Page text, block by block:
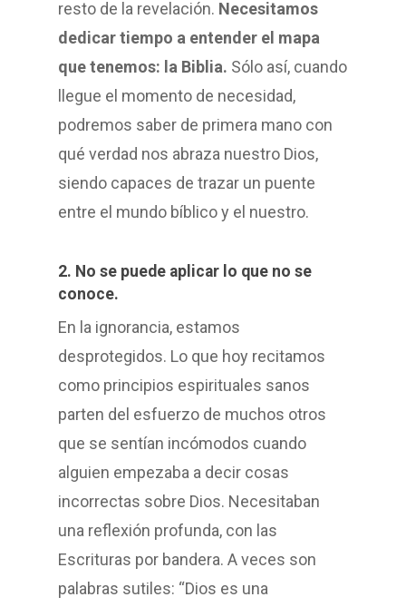
resto de la revelación. Necesitamos
dedicar tiempo a entender el mapa
que tenemos: la Biblia. Sólo así, cuando
llegue el momento de necesidad,
podremos saber de primera mano con
qué verdad nos abraza nuestro Dios,
siendo capaces de trazar un puente
entre el mundo bíblico y el nuestro.
2. No se puede aplicar lo que no se
conoce.
En la ignorancia, estamos
desprotegidos. Lo que hoy recitamos
como principios espirituales sanos
parten del esfuerzo de muchos otros
que se sentían incómodos cuando
alguien empezaba a decir cosas
incorrectas sobre Dios. Necesitaban
una reflexión profunda, con las
Escrituras por bandera. A veces son
palabras sutiles: “Dios es una